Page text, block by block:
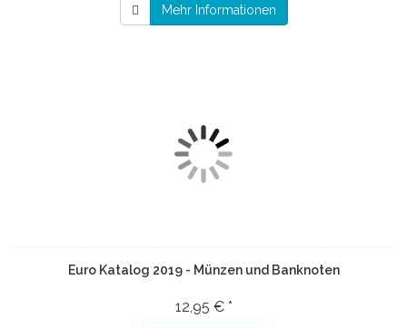
Mehr Informationen
Euro Katalog 2019 - Münzen und Banknoten
12,95 € *